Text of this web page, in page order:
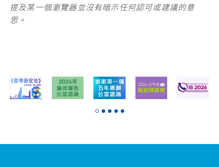
提及某一個瀏覽器並沒有暗示任何認可或建議的意
思。